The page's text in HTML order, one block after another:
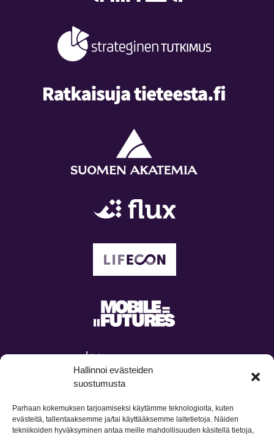
Hallinnoi evästeiden
suostumusta
Parhaan kokemuksen tarjoamiseksi käytämme teknologioita, kuten
evästeitä, tallentaaksemme ja/tai käyttääksemme laitetietoja. Näiden
tekniikoiden hyväksyminen antaa meille mahdollisuuden käsitellä tietoja,